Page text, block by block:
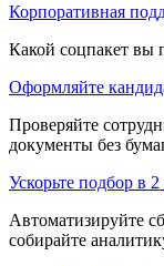
Корпоративная
Какой соцпакет вы
Оформляйте
Проверяйте
документы без
Ускорьте подбор в
Автоматизируйте
собирайте